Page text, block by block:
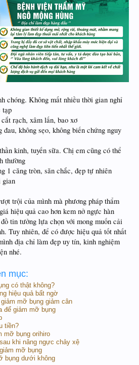
chóng. Không mất nhiều thời gian nghỉ
tạp
rạch, xâm lấn, bao xơ
không sẹo, không biến chứng nguy
kinh, tuyến sữa. Chị em cũng có thể
thường
1 căng tròn, săn chắc, đẹp tự nhiên
gian
trội của mình mà phương pháp thẩm
hiệu quả cao hơn kem nở ngực hàn
tin tưởng lựa chọn với mong muốn cải
Tuy nhiên, để có được hiệu quả tốt nhất
địa chỉ làm đẹp uy tín, kinh nghiệm
nhé.
mục:
có thật không?
hiệu quả bất ngờ
mỡ bụng giảm cân
để giảm mỡ bụng
tiền?
mỡ bụng orihiro
khi nâng ngực chảy xệ
mỡ bụng
bụng dưới không